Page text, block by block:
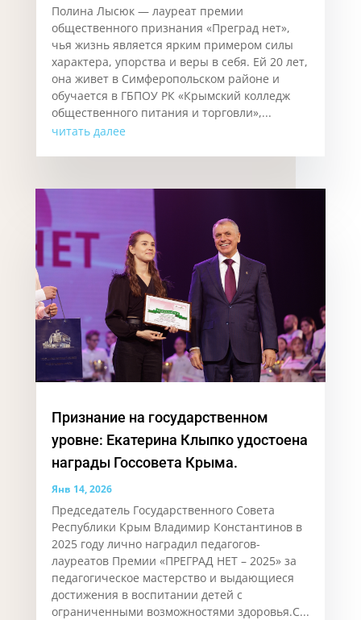
Полина Лысюк — лауреат премии
общественного признания «Преград нет»,
чья жизнь является ярким примером силы
характера, упорства и веры в себя. Ей 20 лет,
она живет в Симферопольском районе и
обучается в ГБПОУ РК «Крымский колледж
общественного питания и торговли»,...
читать далее
Признание на государственном
уровне: Екатерина Клыпко удостоена
награды Госсовета Крыма.
Янв 14, 2026
Председатель Государственного Совета
Республики Крым Владимир Константинов в
2025 году лично наградил педагогов-
лауреатов Премии «ПРЕГРАД НЕТ – 2025» за
педагогическое мастерство и выдающиеся
достижения в воспитании детей с
ограниченными возможностями здоровья.С...